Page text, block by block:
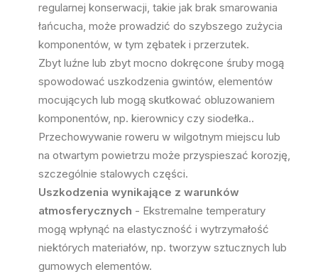
regularnej konserwacji, takie jak brak smarowania
łańcucha, może prowadzić do szybszego zużycia
komponentów, w tym zębatek i przerzutek.
Zbyt luźne lub zbyt mocno dokręcone śruby mogą
spowodować uszkodzenia gwintów, elementów
mocujących lub mogą skutkować obluzowaniem
komponentów, np. kierownicy czy siodełka..
Przechowywanie roweru w wilgotnym miejscu lub
na otwartym powietrzu może przyspieszać korozję,
szczególnie stalowych części.
Uszkodzenia wynikające z warunków
atmosferycznych - Ekstremalne temperatury
mogą wpłynąć na elastyczność i wytrzymałość
niektórych materiałów, np. tworzyw sztucznych lub
gumowych elementów.